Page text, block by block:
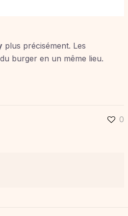
plus précisément. Les
burger en un même lieu.
0